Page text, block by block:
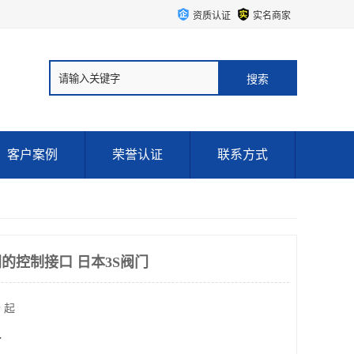
资质认证 实名商家
客户案例 荣誉认证 联系方式
控制接口 日本3S阀门
起